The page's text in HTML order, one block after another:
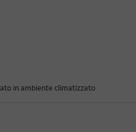
in ambiente climatizzato